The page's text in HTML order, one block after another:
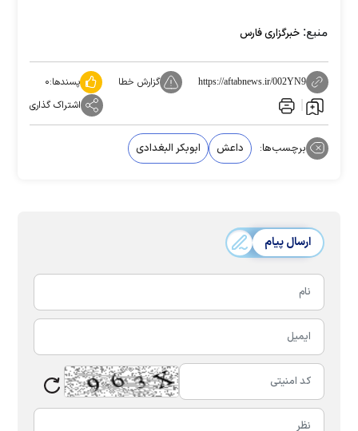
منبع: خبرگزاری فارس
https://aftabnews.ir/002YN9 گزارش خطا پسندها:۰
اشتراک گذاری
برچسب‌ها: داعش ابوبکر البغدادی
ارسال پیام